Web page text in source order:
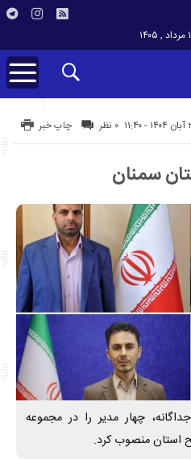
چاپ خبر ۰ نظر
چهار مدیر را در مجموعه
استان منصوب کرد.